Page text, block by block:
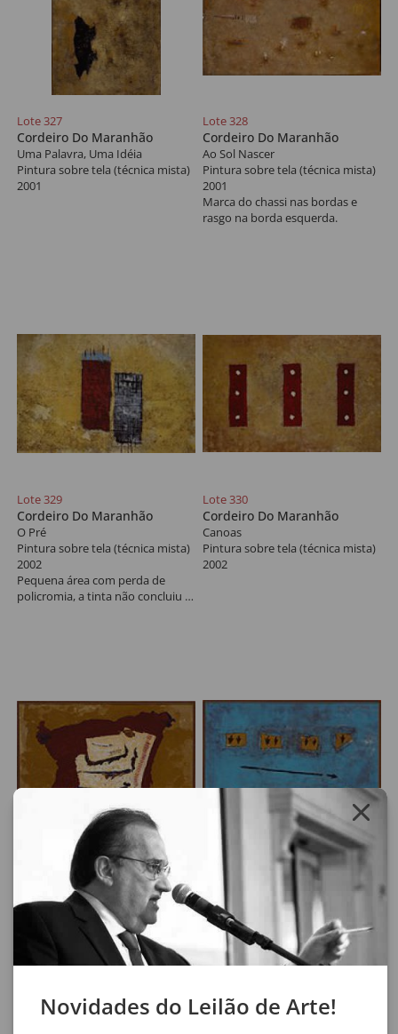
Lote 327
Cordeiro Do Maranhão
Uma Palavra, Uma Idéia
Pintura sobre tela (técnica mista)
2001
Lote 328
Cordeiro Do Maranhão
Ao Sol Nascer
Pintura sobre tela (técnica mista)
2001
Marca do chassi nas bordas e
rasgo na borda esquerda.
Lote 329
Cordeiro Do Maranhão
O Pré
Pintura sobre tela (técnica mista)
2002
Pequena área com perda de
policromia, a tinta não concluiu a
Lote 330
Cordeiro Do Maranhão
Canoas
Pintura sobre tela (técnica mista)
2002
Cordeiro Do Maranhão
O Abate
Pintura sobre tela (técnica mista)
Moldura de madeira com 151,9 x
secagem.
Lote 332
Cordeiro Do Maranhão
Guarnição
122 x 151 cm
Pintura sobre tela (técnica mista)
Novidades do Leilão de Arte!